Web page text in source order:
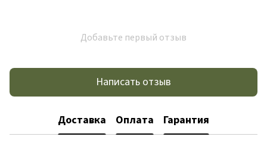
Добавьте первый отзыв
Написать отзыв
Доставка Оплата Гарантия